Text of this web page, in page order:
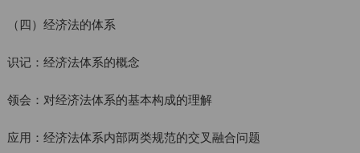
（四）经济法的体系
识记：经济法体系的概念
领会：对经济法体系的基本构成的理解
应用：经济法体系内部两类规范的交叉融合问题